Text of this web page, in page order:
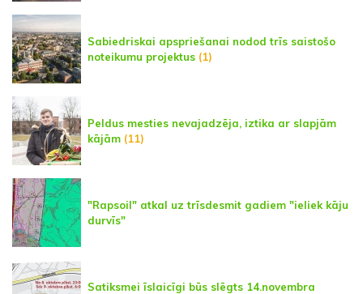
Sabiedriskai apspriešanai nodod trīs saistošo
noteikumu projektus (1)
Peldus mesties nevajadzēja, iztika ar slapjām
kājām (11)
"Rapsoil" atkal uz trīsdesmit gadiem "ieliek kāju
durvīs"
Satiksmei īslaicīgi būs slēgts 14.novembra